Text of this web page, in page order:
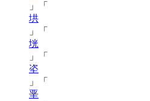
」「
垬
」「
垙
」「
垐
」「
垩